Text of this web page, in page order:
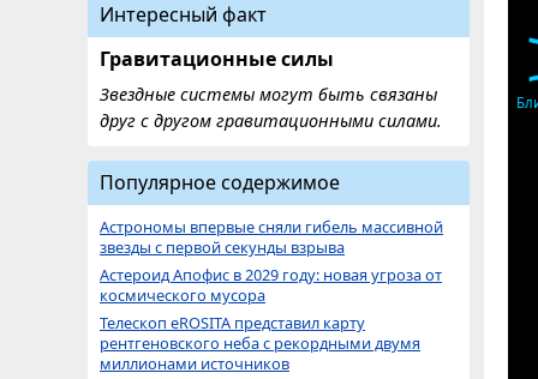
Интересный факт
Гравитационные силы
Звездные системы могут быть связаны
друг с другом гравитационными силами.
Популярное содержимое
Астрономы впервые сняли гибель массивной
звезды с первой секунды взрыва
Астероид Апофис в 2029 году: новая угроза от
космического мусора
Телескоп eROSITA представил карту
рентгеновского неба с рекордными двумя
миллионами источников